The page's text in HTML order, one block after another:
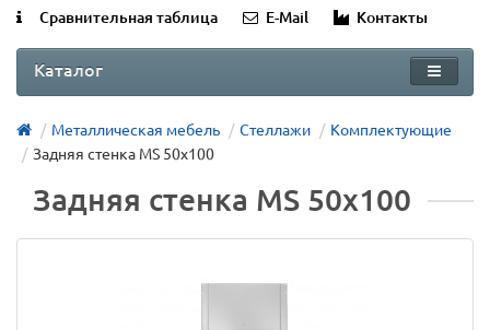
Сравнительная таблица
E-Mail Контакты
Каталог
Металлическая мебель Стеллажи
Комплектующие
Задняя стенка MS 50x100
Задняя стенка MS 50x100